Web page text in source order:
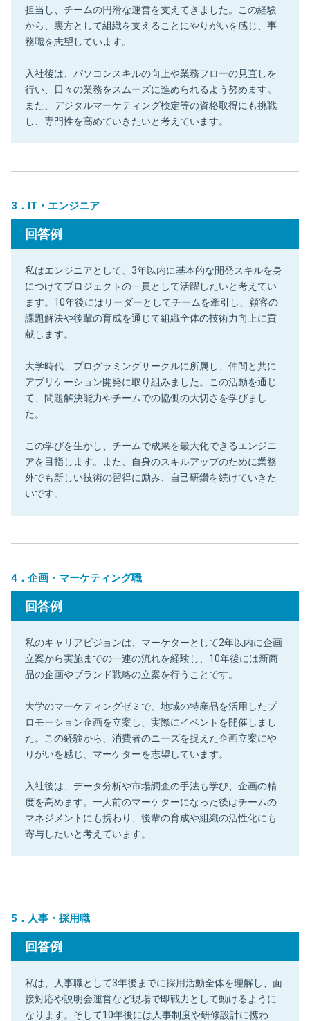
担当し、チームの円滑な運営を支えてきました。この経験
から、裏方として組織を支えることにやりがいを感じ、事
務職を志望しています。
入社後は、パソコンスキルの向上や業務フローの見直しを
行い、日々の業務をスムーズに進められるよう努めます。
また、デジタルマーケティング検定等の資格取得にも挑戦
し、専門性を高めていきたいと考えています。
3．IT・エンジニア
回答例
私はエンジニアとして、3年以内に基本的な開発スキルを身
につけてプロジェクトの一員として活躍したいと考えてい
ます。10年後にはリーダーとしてチームを牽引し、顧客の
課題解決や後輩の育成を通じて組織全体の技術力向上に貢
献します。
大学時代、プログラミングサークルに所属し、仲間と共に
アプリケーション開発に取り組みました。この活動を通じ
て、問題解決能力やチームでの協働の大切さを学びまし
た。
この学びを生かし、チームで成果を最大化できるエンジニ
アを目指します。また、自身のスキルアップのために業務
外でも新しい技術の習得に励み、自己研鑽を続けていきた
いです。
4．企画・マーケティング職
回答例
私のキャリアビジョンは、マーケターとして2年以内に企画
立案から実施までの一連の流れを経験し、10年後には新商
品の企画やブランド戦略の立案を行うことです。
大学のマーケティングゼミで、地域の特産品を活用したプ
ロモーション企画を立案し、実際にイベントを開催しまし
た。この経験から、消費者のニーズを捉えた企画立案にや
りがいを感じ、マーケターを志望しています。
入社後は、データ分析や市場調査の手法も学び、企画の精
度を高めます。一人前のマーケターになった後はチームの
マネジメントにも携わり、後輩の育成や組織の活性化にも
寄与したいと考えています。
5．人事・採用職
回答例
私は、人事職として3年後までに採用活動全体を理解し、面
接対応や説明会運営など現場で即戦力として動けるように
なります。そして10年後には人事制度や研修設計に携わ